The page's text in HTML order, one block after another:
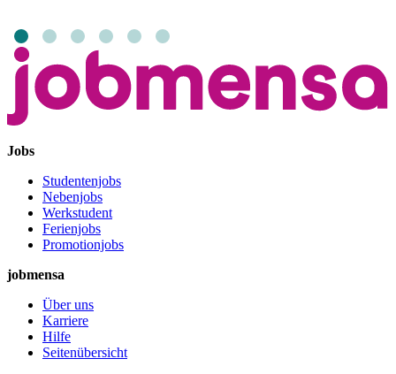
Jobs
Studentenjobs
Nebenjobs
Werkstudent
Ferienjobs
Promotionjobs
jobmensa
Über uns
Karriere
Hilfe
Seitenübersicht